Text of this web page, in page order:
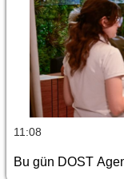
11:08
Bu gün DOST